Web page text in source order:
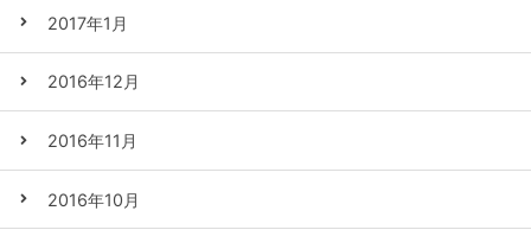
2017年1月
2016年12月
2016年11月
2016年10月